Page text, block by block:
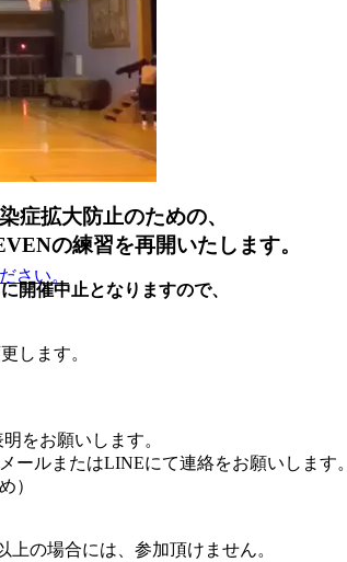
さい。
症拡大防止のための、
の練習を再開いたします。
開催中止となりますので、
します。
をお願いします。
ールまたはLINEにて連絡をお願いします。
）
の場合には、参加頂けません。